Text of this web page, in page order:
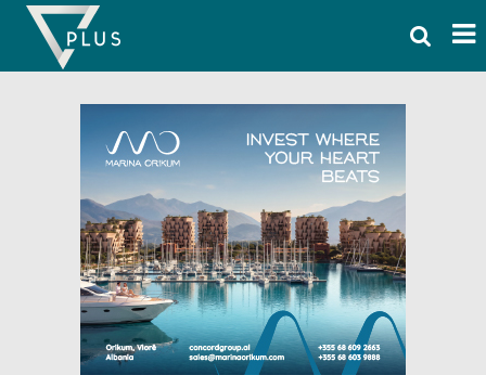
Skip
content